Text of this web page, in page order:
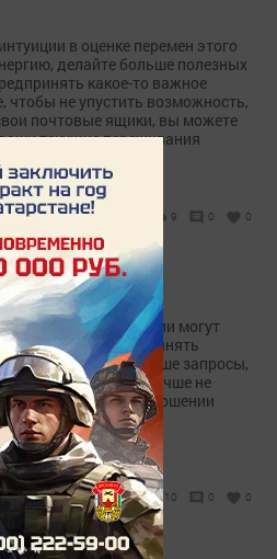
в оценке перемен этого
делайте больше полезных
какое-то важное
чтобы не упустить возможность,
почтовые ящики, вы можете
текущие переживания
дела...
9 0 0
смыслах. Ситуации могут
и лучше уточнять
Чем выше запросы,
Ситуациям лучше не
и сомнения в отношении
Сильно себя не
пришло...
10 0 0